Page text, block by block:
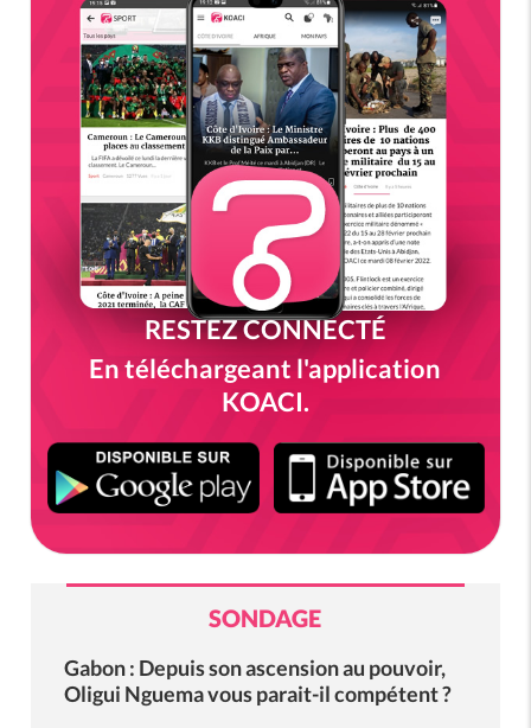
RESTEZ CONNECTÉ
En téléchargeant l'application
KOACI.
SONDAGE
Gabon : Depuis son ascension au pouvoir,
Oligui Nguema vous parait-il compétent ?